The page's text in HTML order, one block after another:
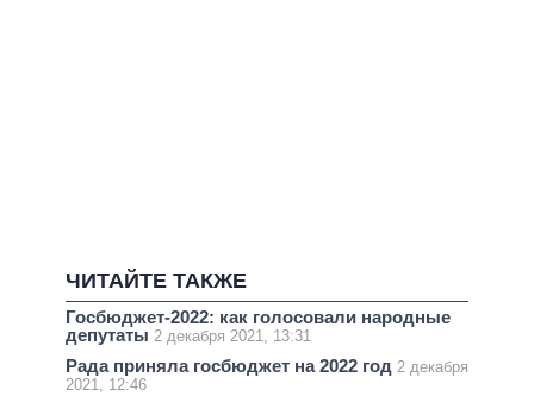
ЧИТАЙТЕ ТАКЖЕ
Госбюджет-2022: как голосовали народные
депутаты 2 декабря 2021, 13:31
Рада приняла госбюджет на 2022 год 2 декабря
2021, 12:46